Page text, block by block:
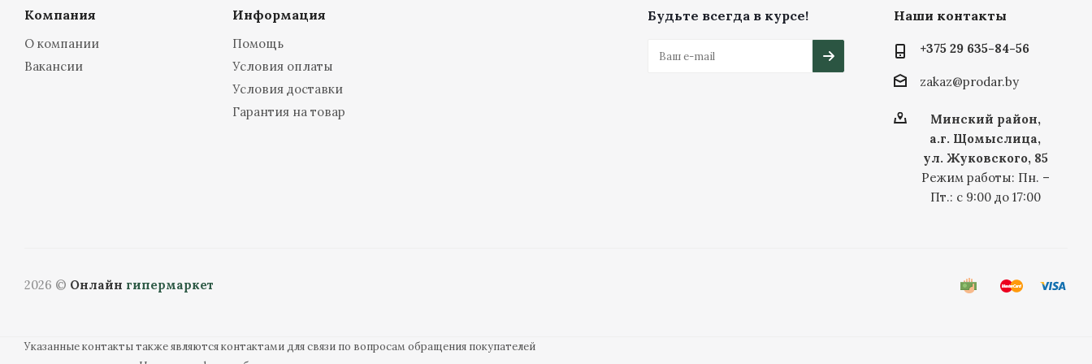
Компания
О компании
Вакансии
Информация
Помощь
Условия оплаты
Условия доставки
Гарантия на товар
Будьте всегда в курсе! Наши контакты
+375 29 635-84-56
zakaz@prodar.by
Минский район,
а.г. Щомыслица,
ул. Жуковского, 85
Режим работы: Пн. –
Пт.: с 9:00 до 17:00
2026 © Онлайн гипермаркет
Указанные контакты также являются контактами для связи по вопросам обращения покупателей